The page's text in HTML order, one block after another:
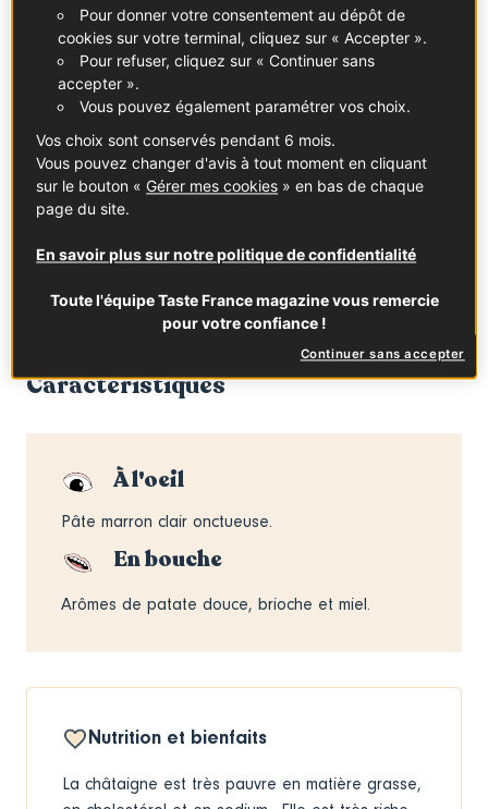
purée, à laquelle on ajoute sucre, sirop de confisage et
vanille. Certaines peuvent contenir des brisures de marron
glacé. La quantité de purée de marrons utilisée doit être
au minimum de 38 %.
L’Ardèche est le premier département producteur de
châtaignes en France, avec la moitié de la récolte
nationale, devant l’Aveyron, la Dordogne, la Corrèze, le
Lot et la Corse. La châtaigne d’Ardèche bénéficie d’une
AOC depuis 2006 et d’une AOP depuis 2014, pour les
châtaigner est présent en Ardèche depuis toujours et y
est cultivé depuis le XIIIe siècle.
Caractéristiques
À l'oeil
Pâte marron clair onctueuse.
En bouche
Arômes de patate douce, brioche et miel.
Nutrition et bienfaits
La châtaigne est très pauvre en matière grasse,
Pour donner votre consentement au dépôt de
cookies sur votre terminal, cliquez sur « Accepter ».
Pour refuser, cliquez sur « Continuer sans
accepter ».
Vous pouvez également paramétrer vos choix.
Vos choix sont conservés pendant 6 mois.
Vous pouvez changer d'avis à tout moment en cliquant
sur le bouton « Gérer mes cookies » en bas de chaque
page du site.
En savoir plus sur notre politique de confidentialité
Toute l'équipe Taste France magazine vous remercie
pour votre confiance !
Continuer sans accepter